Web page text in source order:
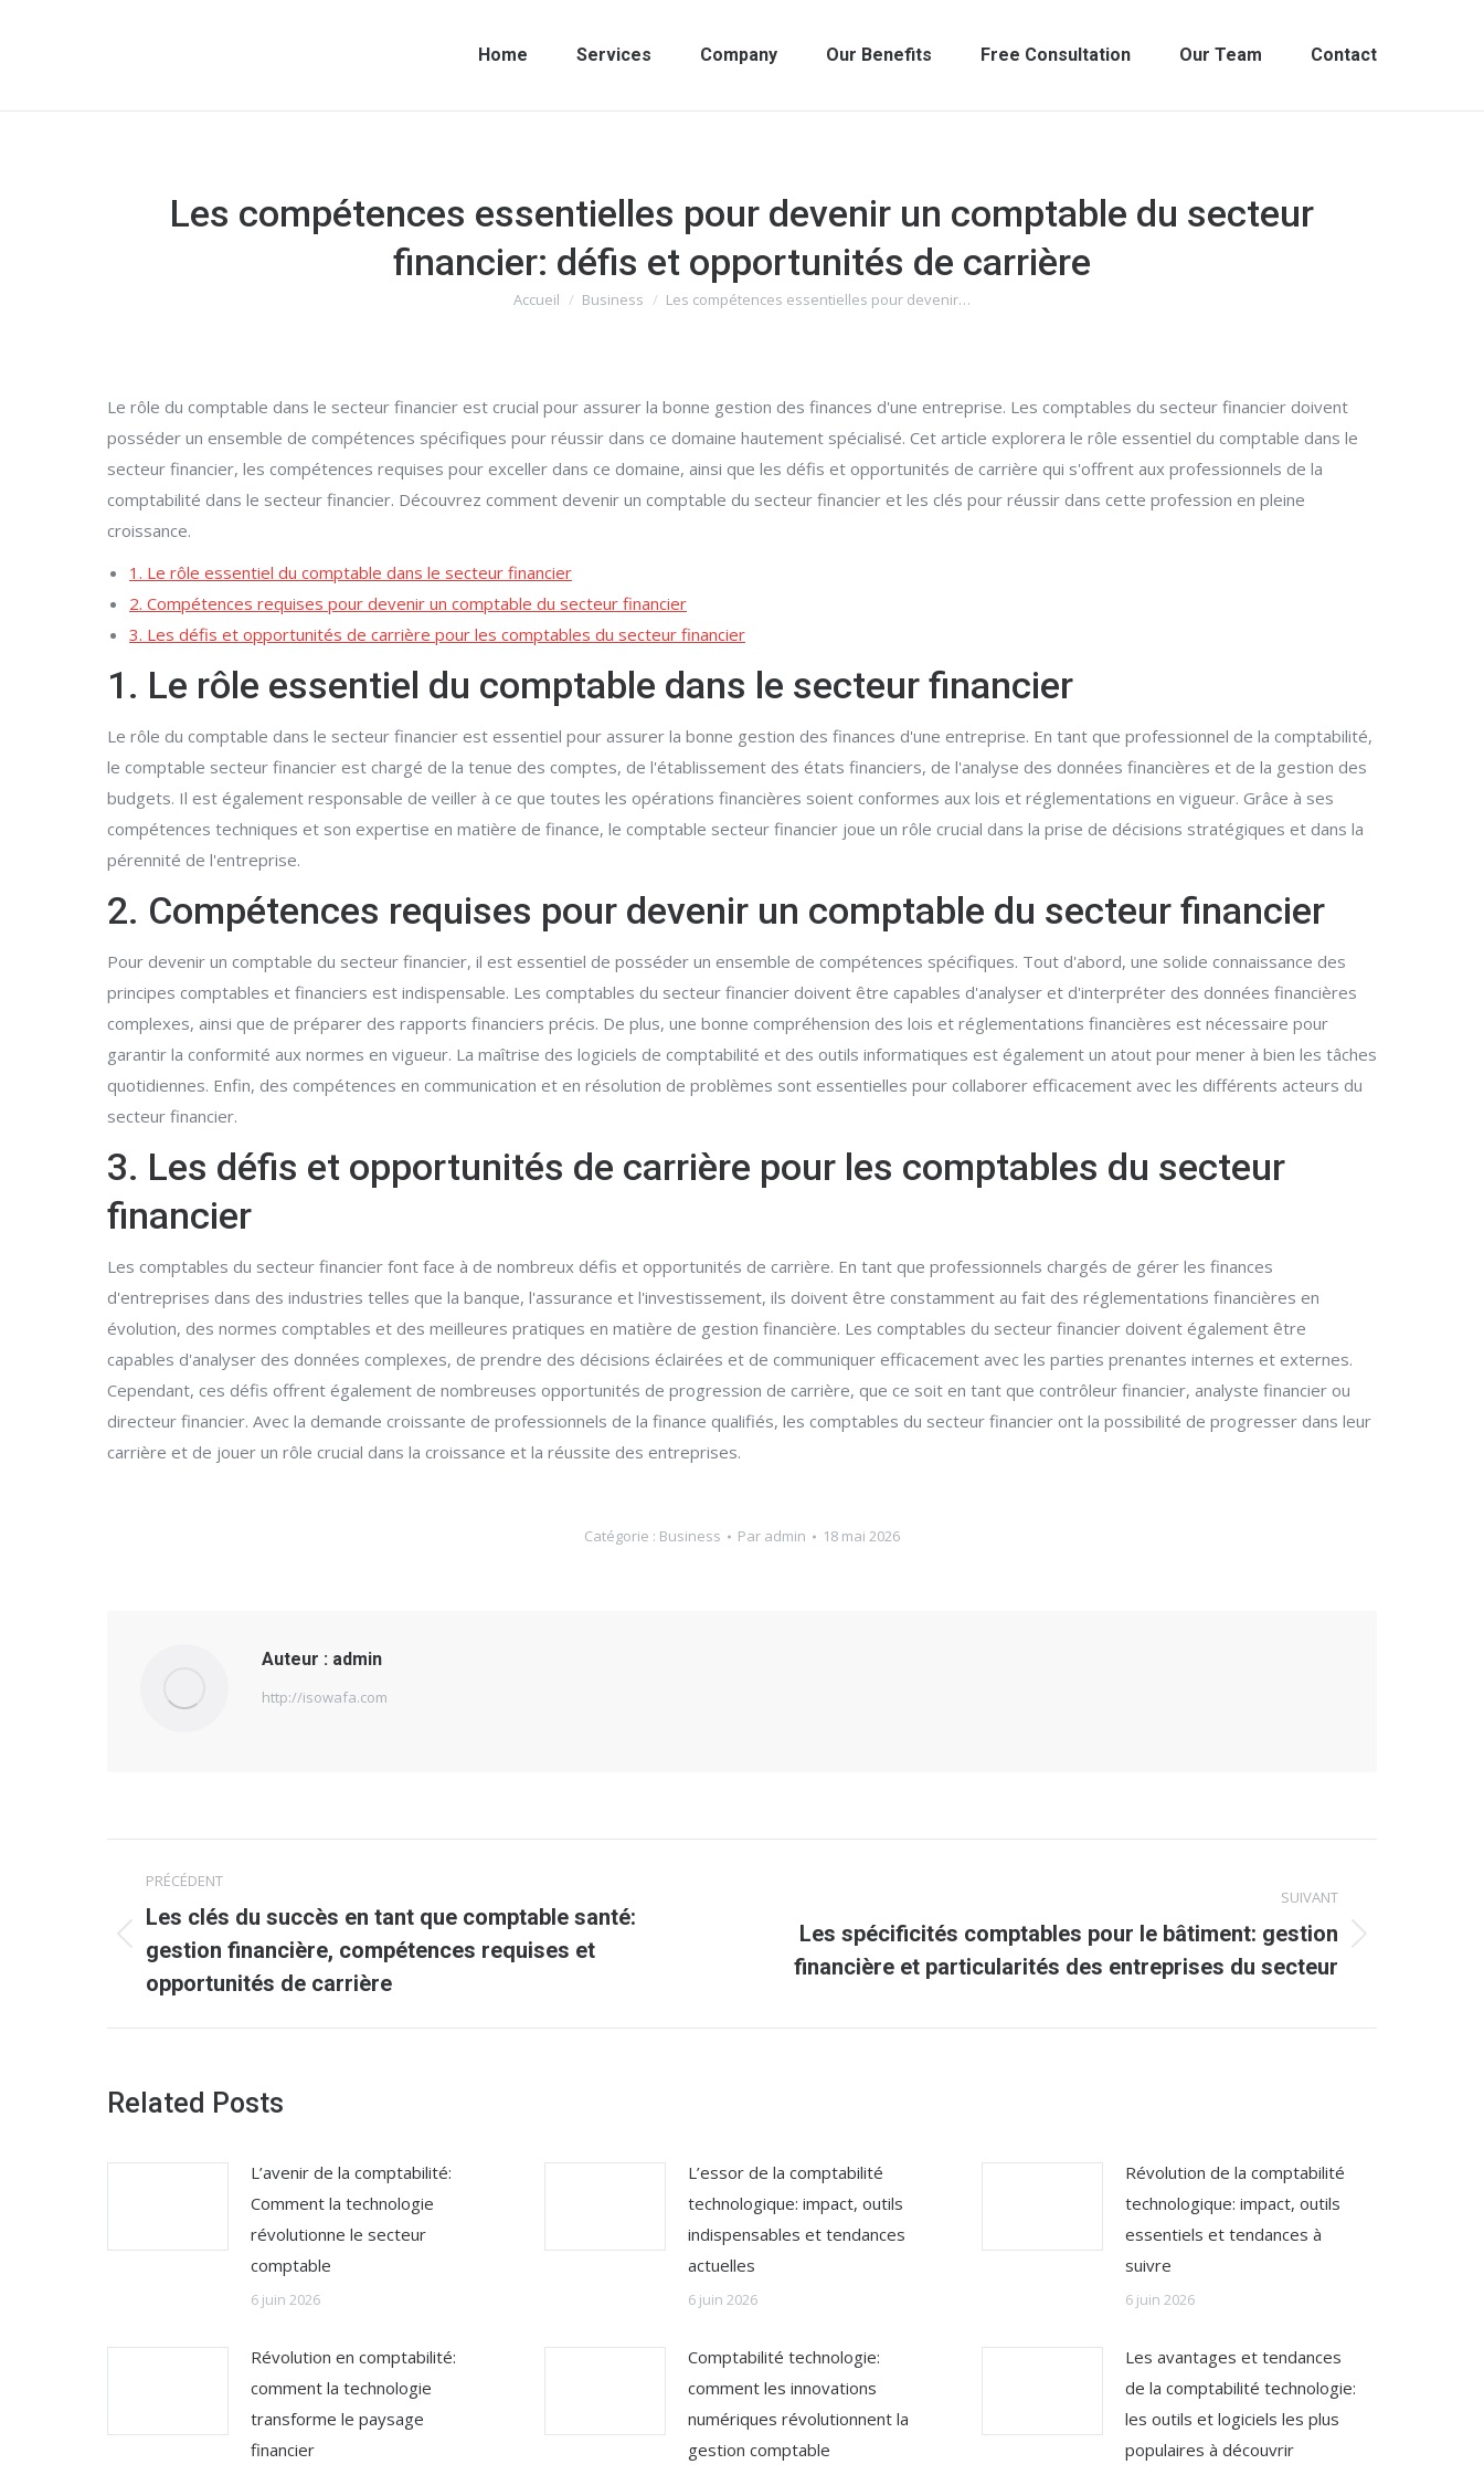
Home Services Company Our Benefits Free Consultation Our Team Contact
Les compétences essentielles pour devenir un comptable du secteur
financier: défis et opportunités de carrière
Vous êtes ici :
Accueil Business Les compétences essentielles pour devenir…
Le rôle du comptable dans le secteur financier est crucial pour assurer la bonne gestion des finances d'une entreprise. Les comptables du secteur financier doivent
posséder un ensemble de compétences spécifiques pour réussir dans ce domaine hautement spécialisé. Cet article explorera le rôle essentiel du comptable dans le
secteur financier, les compétences requises pour exceller dans ce domaine, ainsi que les défis et opportunités de carrière qui s'offrent aux professionnels de la
comptabilité dans le secteur financier. Découvrez comment devenir un comptable du secteur financier et les clés pour réussir dans cette profession en pleine
croissance.
1. Le rôle essentiel du comptable dans le secteur financier
2. Compétences requises pour devenir un comptable du secteur financier
3. Les défis et opportunités de carrière pour les comptables du secteur financier
1. Le rôle essentiel du comptable dans le secteur financier
Le rôle du comptable dans le secteur financier est essentiel pour assurer la bonne gestion des finances d'une entreprise. En tant que professionnel de la comptabilité,
le comptable secteur financier est chargé de la tenue des comptes, de l'établissement des états financiers, de l'analyse des données financières et de la gestion des
budgets. Il est également responsable de veiller à ce que toutes les opérations financières soient conformes aux lois et réglementations en vigueur. Grâce à ses
compétences techniques et son expertise en matière de finance, le comptable secteur financier joue un rôle crucial dans la prise de décisions stratégiques et dans la
pérennité de l'entreprise.
2. Compétences requises pour devenir un comptable du secteur financier
Pour devenir un comptable du secteur financier, il est essentiel de posséder un ensemble de compétences spécifiques. Tout d'abord, une solide connaissance des
principes comptables et financiers est indispensable. Les comptables du secteur financier doivent être capables d'analyser et d'interpréter des données financières
complexes, ainsi que de préparer des rapports financiers précis. De plus, une bonne compréhension des lois et réglementations financières est nécessaire pour
garantir la conformité aux normes en vigueur. La maîtrise des logiciels de comptabilité et des outils informatiques est également un atout pour mener à bien les tâches
quotidiennes. Enfin, des compétences en communication et en résolution de problèmes sont essentielles pour collaborer efficacement avec les différents acteurs du
secteur financier.
3. Les défis et opportunités de carrière pour les comptables du secteur
financier
Les comptables du secteur financier font face à de nombreux défis et opportunités de carrière. En tant que professionnels chargés de gérer les finances
d'entreprises dans des industries telles que la banque, l'assurance et l'investissement, ils doivent être constamment au fait des réglementations financières en
évolution, des normes comptables et des meilleures pratiques en matière de gestion financière. Les comptables du secteur financier doivent également être
capables d'analyser des données complexes, de prendre des décisions éclairées et de communiquer efficacement avec les parties prenantes internes et externes.
Cependant, ces défis offrent également de nombreuses opportunités de progression de carrière, que ce soit en tant que contrôleur financier, analyste financier ou
directeur financier. Avec la demande croissante de professionnels de la finance qualifiés, les comptables du secteur financier ont la possibilité de progresser dans leur
carrière et de jouer un rôle crucial dans la croissance et la réussite des entreprises.
Catégorie : Business Par admin 18 mai 2026
Auteur : admin
http://isowafa.com
Navigation
article
PRÉCÉDENT
Article
précédent
Les clés du succès en tant que comptable santé:
gestion financière, compétences requises et
opportunités de carrière
SUIVANT
Article
suivant
Les spécificités comptables pour le bâtiment: gestion
financière et particularités des entreprises du secteur
Related Posts
L’avenir de la comptabilité:
Comment la technologie
révolutionne le secteur
comptable
6 juin 2026
L’essor de la comptabilité
technologique: impact, outils
indispensables et tendances
actuelles
6 juin 2026
Révolution de la comptabilité
technologique: impact, outils
essentiels et tendances à
suivre
6 juin 2026
Révolution en comptabilité:
comment la technologie
transforme le paysage
financier
Comptabilité technologie:
comment les innovations
numériques révolutionnent la
gestion comptable
Les avantages et tendances
de la comptabilité technologie:
les outils et logiciels les plus
populaires à découvrir